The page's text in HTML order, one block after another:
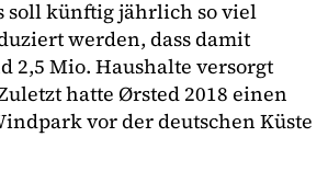
soll künftig jährlich so viel
werden, dass damit
2,5 Mio. Haushalte versorgt
hatte Ørsted 2018 einen
vor der deutschen Küste